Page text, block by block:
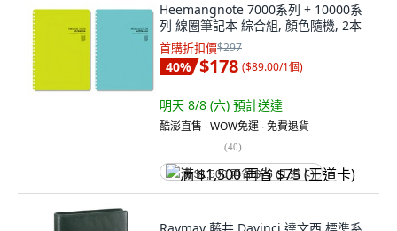
Heemangnote 7000系列 + 10000系
列 線圈筆記本 綜合組, 顏色隨機, 2本
首購折扣價$297
40% $178 ($89.00/1個)
明天 8/8 (六) 預計送達
酷澎直售 ∙ WOW免運 ∙ 免費退貨
(40)
满 $1,500 再省 $75 (王道卡)